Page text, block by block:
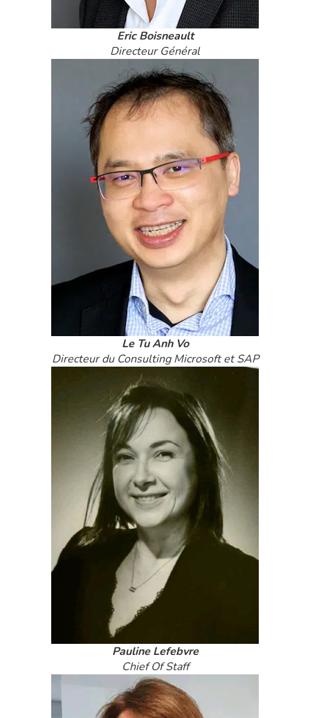
Eric Boisneault
Directeur Général
Le Tu Anh Vo
Directeur du Consulting Microsoft et SAP
Pauline Lefebvre
Chief Of Staff